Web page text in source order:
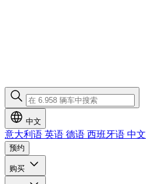
中文
意大利语 英语 德语 西班牙语 中文
预约
购买